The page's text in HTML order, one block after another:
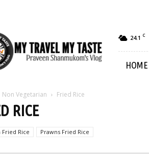
24.1 C
HOME
Non Vegetarian Fried Rice
RICE
Fried Rice Prawns Fried Rice